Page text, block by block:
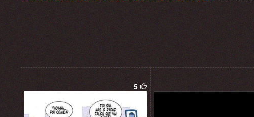
5